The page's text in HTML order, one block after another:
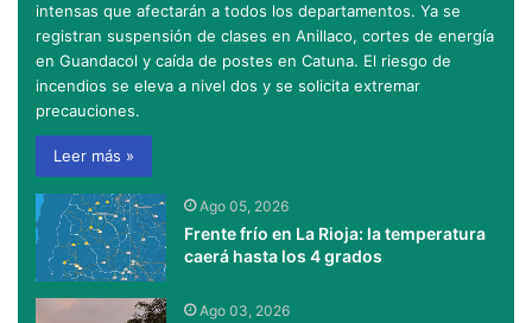
intensas que afectarán a todos los departamentos. Ya se
registran suspensión de clases en Anillaco, cortes de energía
en Guandacol y caída de postes en Catuna. El riesgo de
incendios se eleva a nivel dos y se solicita extremar
precauciones.
Leer más »
Ago 05, 2026
Frente frío en La Rioja: la temperatura
caerá hasta los 4 grados
Ago 03, 2026